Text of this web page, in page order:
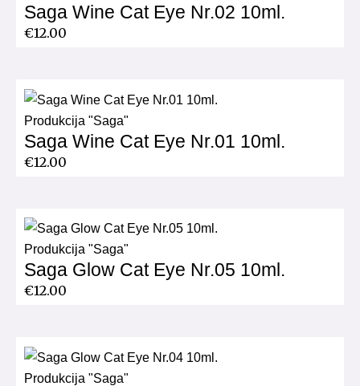
Saga Wine Cat Eye Nr.02 10ml.
€12.00
Produkcija "Saga"
Saga Wine Cat Eye Nr.01 10ml.
€12.00
Produkcija "Saga"
Saga Glow Cat Eye Nr.05 10ml.
€12.00
Produkcija "Saga"